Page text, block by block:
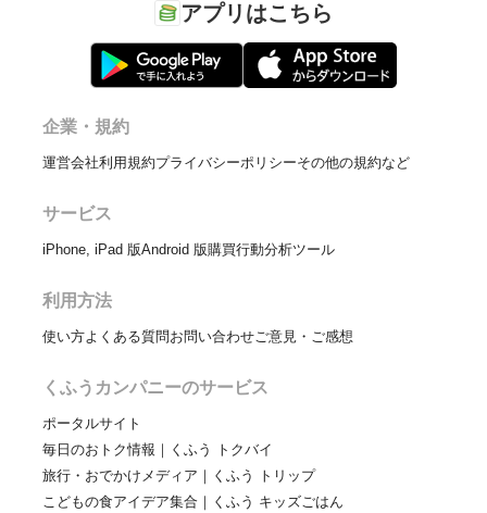
アプリはこちら
企業・規約
運営会社利用規約プライバシーポリシーその他の規約など
サービス
iPhone, iPad 版Android 版購買行動分析ツール
利用方法
使い方よくある質問お問い合わせご意見・ご感想
くふうカンパニーのサービス
ポータルサイト
毎日のおトク情報｜くふう トクバイ
旅行・おでかけメディア｜くふう トリップ
こどもの食アイデア集合｜くふう キッズごはん